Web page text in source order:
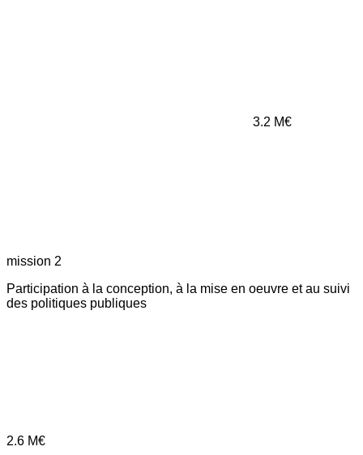
3.2 M€
mission 2
Participation à la conception, à la mise en oeuvre et au suivi
des politiques publiques
2.6 M€